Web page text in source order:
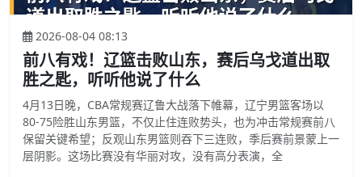
2026-08-04 08:13
前八有戏！辽篮击败山东，赛后乌戈道出取
胜之匙，听听他说了什么
4月13日晚，CBA常规赛辽鲁大战落下帷幕，辽宁男篮客场以
80-75险胜山东男篮，不仅止住连败势头，也为冲击常规赛前八
保留关键希望；反观山东男篮则吞下三连败，季后赛前景蒙上一
层阴影。这场比赛没有华丽对攻，没有高分表演，全